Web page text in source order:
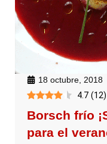
18 octubre, 2018
4.7 (12)
Borsch frío
para el